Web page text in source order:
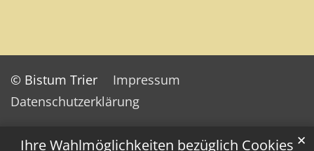
Ihre Wahlmöglichkeiten bezüglich Cookies ✕
© Bistum Trier
Impressum
Datenschutzerklärung